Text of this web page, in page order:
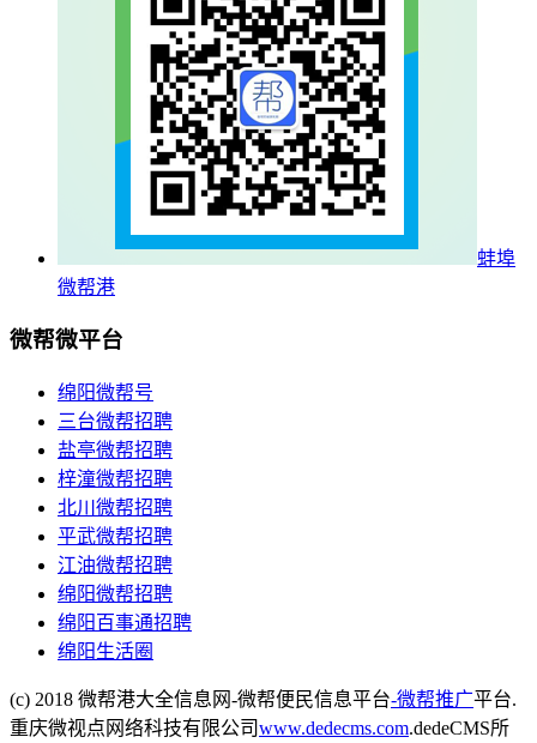
蚌埠
微帮港
微帮微平台
绵阳微帮号
三台微帮招聘
盐亭微帮招聘
梓潼微帮招聘
北川微帮招聘
平武微帮招聘
江油微帮招聘
绵阳微帮招聘
绵阳百事通招聘
绵阳生活圈
(c) 2018 微帮港大全信息网-微帮便民信息平台-微帮推广平台.
重庆微视点网络科技有限公司www.dedecms.com.dedeCMS所